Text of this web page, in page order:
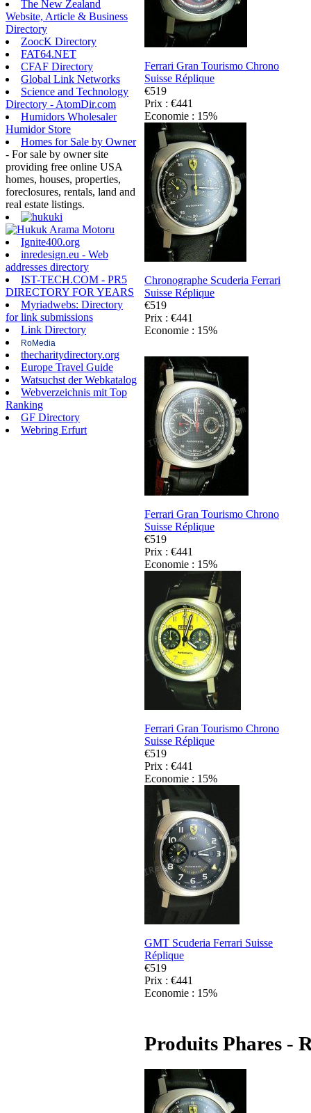
The New Zealand
Website, Article & Business
Directory
ZoocK Directory
FAT64.NET
CFAF Directory
Global Link Networks
Science and Technology
Directory - AtomDir.com
Humidors Wholesaler
Humidor Store
Homes for Sale by Owner
- For sale by owner site
providing free online USA
homes, houses, properties,
foreclosures, rentals, land and
real estate listings.
Ignite400.org
inredesign.eu - Web
addresses directory
IST-TECH.COM - PR5
DIRECTORY FOR YEARS
Myriadwebs: Directory
for link submissions
Link Directory
RoMedia
thecharitydirectory.org
Europe Travel Guide
Watsuchst der Webkatalog
Webverzeichnis mit Top
Ranking
GF Directory
Webring Erfurt
Ferrari Gran Tourismo Chrono
Suisse Réplique
€519
Prix : €441
Economie : 15%
Chronographe Scuderia Ferrari
Suisse Réplique
€519
Prix : €441
Economie : 15%
Ferrari Gran Tourismo Chrono
Suisse Réplique
€519
Prix : €441
Economie : 15%
Ferrari Gran Tourismo Chrono
Suisse Réplique
€519
Prix : €441
Economie : 15%
GMT Scuderia Ferrari Suisse
Réplique
€519
Prix : €441
Economie : 15%
Produits Phares -